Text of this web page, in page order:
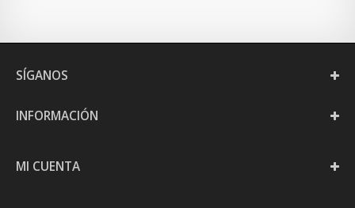
SÍGANOS
INFORMACIÓN
MI CUENTA